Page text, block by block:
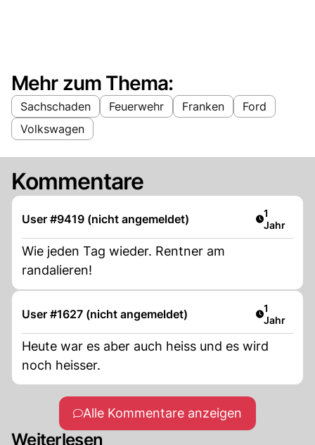
Mehr zum Thema:
Sachschaden Feuerwehr Franken
Ford
Volkswagen
Kommentare
User #9419 (nicht angemeldet) Artikel
1
Jahr
Wie jeden Tag wieder. Rentner am
randalieren!
User #1627 (nicht angemeldet) Artikel
1
Jahr
Heute war es aber auch heiss und es wird
noch heisser.
Alle Kommentare anzeigen
Weiterlesen